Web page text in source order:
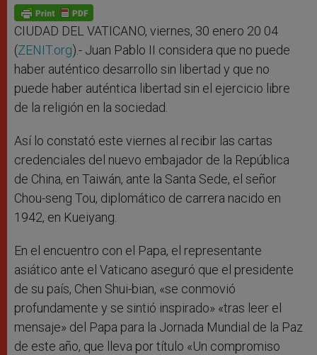
p
p
g
e
r
o
k
CIUDAD DEL VATICANO, viernes, 30 enero 20 04
(ZENIT.org).- Juan Pablo II considera que no puede
haber auténtico desarrollo sin libertad y que no
puede haber auténtica libertad sin el ejercicio libre
de la religión en la sociedad.
Así lo constató este viernes al recibir las cartas
credenciales del nuevo embajador de la República
de China, en Taiwán, ante la Santa Sede, el señor
Chou-seng Tou, diplomático de carrera nacido en
1942, en Kueiyang.
En el encuentro con el Papa, el representante
asiático ante el Vaticano aseguró que el presidente
de su país, Chen Shui-bian, «se conmovió
profundamente y se sintió inspirado» «tras leer el
mensaje» del Papa para la Jornada Mundial de la Paz
de este año, que lleva por título «Un compromiso